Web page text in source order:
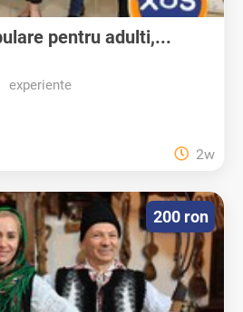
pentru adulti,...
experiente
2w
200 ron